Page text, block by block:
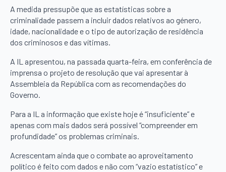
A medida pressupõe que as estatísticas sobre a
criminalidade passem a incluir dados relativos ao género,
idade, nacionalidade e o tipo de autorização de residência
dos criminosos e das vítimas.
A IL apresentou, na passada quarta-feira, em conferência de
imprensa o projeto de resolução que vai apresentar à
Assembleia da República com as recomendações do
Governo.
Para a IL a informação que existe hoje é “insuficiente” e
apenas com mais dados será possível “compreender em
profundidade” os problemas criminais.
Acrescentam ainda que o combate ao aproveitamento
político é feito com dados e não com “vazio estatístico” e